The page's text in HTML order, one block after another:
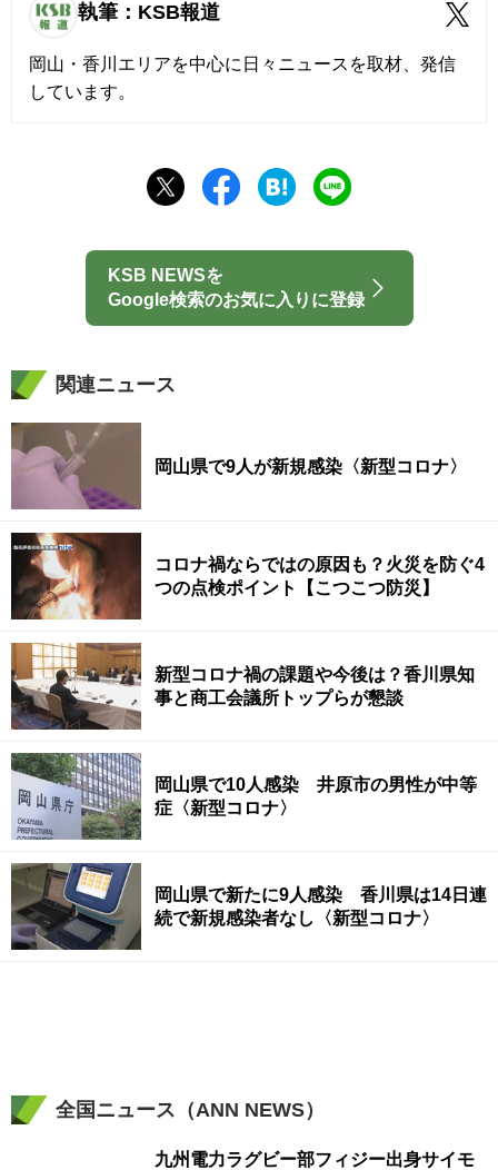
執筆：KSB報道
岡山・香川エリアを中心に日々ニュースを取材、発信
しています。
KSB NEWSを
Google検索のお気に入りに登録
関連ニュース
岡山県で9人が新規感染〈新型コロナ〉
コロナ禍ならではの原因も？火災を防ぐ4
つの点検ポイント【こつこつ防災】
新型コロナ禍の課題や今後は？香川県知
事と商工会議所トップらが懇談
岡山県で10人感染 井原市の男性が中等
症〈新型コロナ〉
岡山県で新たに9人感染 香川県は14日連
続で新規感染者なし〈新型コロナ〉
全国ニュース（ANN NEWS）
九州電力ラグビー部フィジー出身サイモ